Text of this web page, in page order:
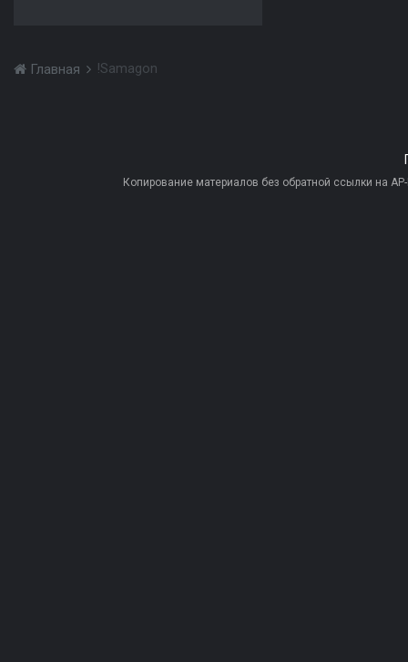
Главная !Samagon
Копирование материалов без обратной ссылки на